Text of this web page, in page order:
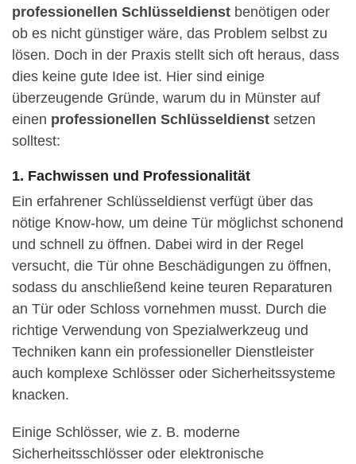
professionellen Schlüsseldienst benötigen oder
ob es nicht günstiger wäre, das Problem selbst zu
lösen. Doch in der Praxis stellt sich oft heraus, dass
dies keine gute Idee ist. Hier sind einige
überzeugende Gründe, warum du in Münster auf
einen professionellen Schlüsseldienst setzen
solltest:
1. Fachwissen und Professionalität
Ein erfahrener Schlüsseldienst verfügt über das
nötige Know-how, um deine Tür möglichst schonend
und schnell zu öffnen. Dabei wird in der Regel
versucht, die Tür ohne Beschädigungen zu öffnen,
sodass du anschließend keine teuren Reparaturen
an Tür oder Schloss vornehmen musst. Durch die
richtige Verwendung von Spezialwerkzeug und
Techniken kann ein professioneller Dienstleister
auch komplexe Schlösser oder Sicherheitssysteme
knacken.
Einige Schlösser, wie z. B. moderne
Sicherheitsschlösser oder elektronische